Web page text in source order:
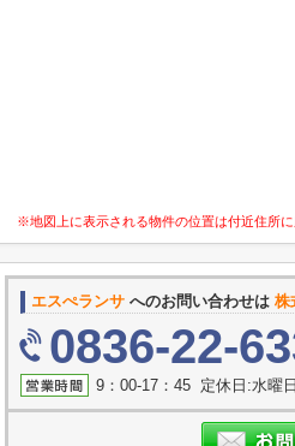
※地図上に表示される物件の位置は付近住所
エスぺランサ へのお問い合わせは 株
0836-22-
9：00-17：45 定休日:水曜